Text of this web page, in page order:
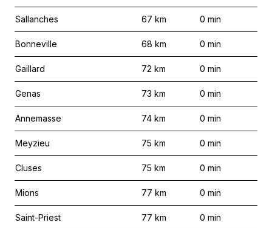
Sallanches 67 km 0 min
Bonneville 68 km 0 min
Gaillard 72 km 0 min
Genas 73 km 0 min
Annemasse 74 km 0 min
Meyzieu 75 km 0 min
Cluses 75 km 0 min
Mions 77 km 0 min
Saint-Priest 77 km 0 min